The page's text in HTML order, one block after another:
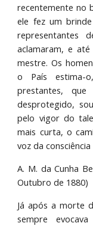
recentemente no
ele fez um
representantes
aclamaram, e
mestre. Os
o País estima-
prestantes,
desprotegido,
pelo vigor do
mais curta, o
voz da
A. M. da Cunha
Outubro de 1880)
Já após a morte
sempre